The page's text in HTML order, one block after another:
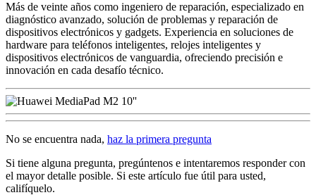
Más de veinte años como ingeniero de reparación, especializado en
diagnóstico avanzado, solución de problemas y reparación de
dispositivos electrónicos y gadgets. Experiencia en soluciones de
hardware para teléfonos inteligentes, relojes inteligentes y
dispositivos electrónicos de vanguardia, ofreciendo precisión e
innovación en cada desafío técnico.
No se encuentra nada, haz la primera pregunta
Si tiene alguna pregunta, pregúntenos e intentaremos responder con
el mayor detalle posible. Si este artículo fue útil para usted,
califíquelo.